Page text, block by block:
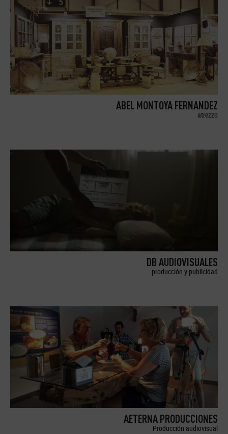
ABEL MONTOYA FERNANDEZ
atrezzo
DB AUDIOVISUALES
producción y publicidad
AETERNA PRODUCCIONES
Producción audiovisual